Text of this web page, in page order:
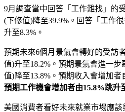
9月調查當中回答「工作難找」的
(下修值)降至39.9%。回答「工作
升至8.3%。
預期未來6個月景氣會轉好的受訪
值)升至18.2%。預期景氣會進一步
值)降至13.8%。預期收入會增加者
預期工作機會增加者由15.8%跳升
美國消費者看好未來就業市場應